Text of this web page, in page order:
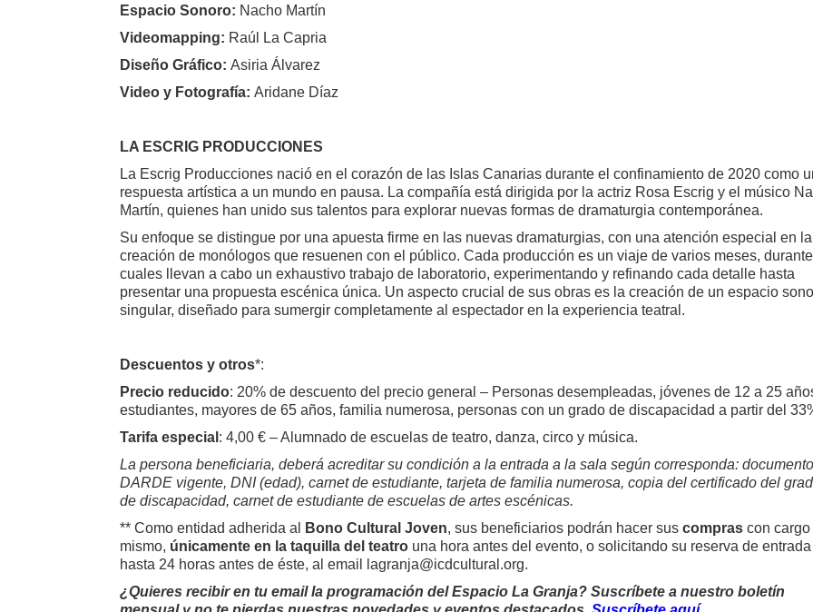
Espacio Sonoro: Nacho Martín
Videomapping: Raúl La Capria
Diseño Gráfico: Asiria Álvarez
Video y Fotografía: Aridane Díaz
LA ESCRIG PRODUCCIONES
La Escrig Producciones nació en el corazón de las Islas Canarias durante el confinamiento de 2020 como
respuesta artística a un mundo en pausa. La compañía está dirigida por la actriz Rosa Escrig y el músico
Martín, quienes han unido sus talentos para explorar nuevas formas de dramaturgia contemporánea.
Su enfoque se distingue por una apuesta firme en las nuevas dramaturgias, con una atención especial en la
creación de monólogos que resuenen con el público. Cada producción es un viaje de varios meses,
cuales llevan a cabo un exhaustivo trabajo de laboratorio, experimentando y refinando cada detalle hasta
presentar una propuesta escénica única. Un aspecto crucial de sus obras es la creación de un espacio
singular, diseñado para sumergir completamente al espectador en la experiencia teatral.
Descuentos y otros*:
Precio reducido: 20% de descuento del precio general – Personas desempleadas, jóvenes de 12 a 25
estudiantes, mayores de 65 años, familia numerosa, personas con un grado de discapacidad a partir del
Tarifa especial : 4,00 € – Alumnado de escuelas de teatro, danza, circo y música.
La persona beneficiaria, deberá acreditar su condición a la entrada a la sala según corresponda: documento
DARDE vigente, DNI (edad), carnet de estudiante, tarjeta de familia numerosa, copia del certificado del
de discapacidad, carnet de estudiante de escuelas de artes escénicas.
** Como entidad adherida al
Bono Cultural Joven, sus beneficiarios podrán hacer sus compras con cargo
mismo, únicamente en la taquilla del teatro una hora antes del evento, o solicitando su reserva de entrada
hasta 24 horas antes de éste, al email lagranja@icdcultural.org.
¿Quieres recibir en tu email la programación del Espacio La Granja? Suscríbete a nuestro boletín